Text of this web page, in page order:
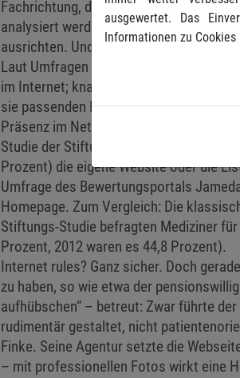
Fachrichtung, die Spezialisierung der
analysiert werden. Eines gelte jedoch
ausrichten. Und: Das Internet muss
Laut Umfragen des
im Internet; knapp ein Drittel der
sie passenden Mediziner. Viele Ärzte
Präsenz im Netz das Ranking der als
Studie der Stiftung Gesundheit. Aktuell
Prozent) die eigene Website oder die
Umfrage des Bewertungsportals
Homepage. Zum Vergleich: Die
Stiftungs-Studie befragten Mediziner
Prozent, 2012 waren es 44,8 Prozent).
Internet rules? Ganz sicher. Doch
zu haben, so wie etwa der
aufhübschen“ – betreut: Zwar führte
rudimentär gestaltet, nicht
Finke. Seine Agentur setzte die
– mit professionellen Fotos wirkt eine
ausgewertet. Das
Informationen zu